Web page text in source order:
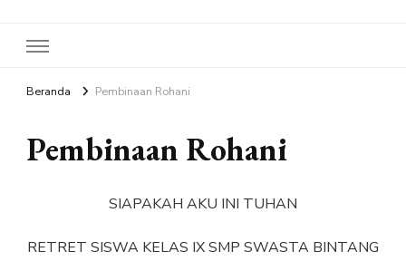
Beranda Pembinaan Rohani
Pembinaan Rohani
SIAPAKAH AKU INI TUHAN
RETRET SISWA KELAS IX SMP SWASTA BINTANG